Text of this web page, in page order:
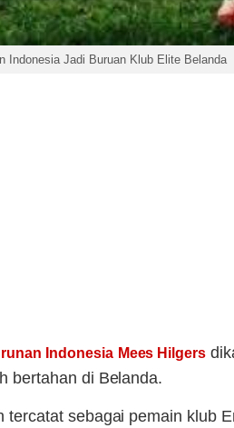
Indonesia Jadi Buruan Klub Elite Belanda
Indonesia Mees Hilgers
bertahan di Belanda.
tercatat sebagai pemain klub